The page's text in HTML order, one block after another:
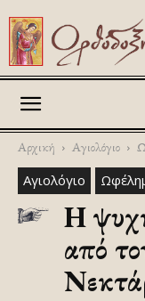
Αρχική Αγιολόγιο
Αγιολόγιο
Η
από